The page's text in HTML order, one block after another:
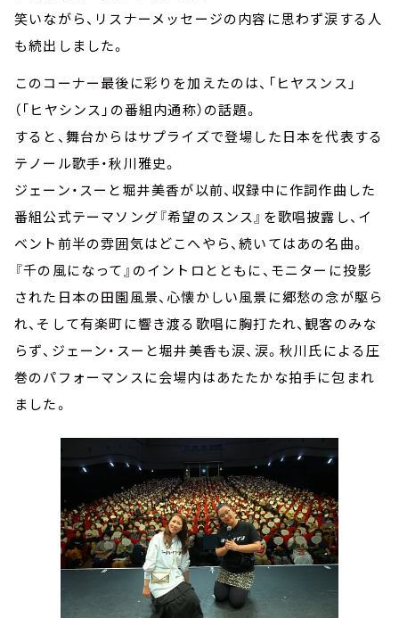
笑いながら、リスナーメッセージの内容に思わず涙する人
も続出しました。
このコーナー最後に彩りを加えたのは、「ヒヤスンス」
（「ヒヤシンス」の番組内通称）の話題。
すると、舞台からはサプライズで登場した日本を代表する
テノール歌手・秋川雅史。
ジェーン・スーと堀井美香が以前、収録中に作詞作曲した
番組公式テーマソング『希望のスンス』を歌唱披露し、イ
ベント前半の雰囲気はどこへやら、続いてはあの名曲。
『千の風になって』のイントロとともに、モニターに投影
された日本の田園風景、心懐かしい風景に郷愁の念が駆ら
れ、そして有楽町に響き渡る歌唱に胸打たれ、観客のみな
らず、ジェーン・スーと堀井美香も涙、涙。秋川氏による圧
巻のパフォーマンスに会場内はあたたかな拍手に包まれ
ました。